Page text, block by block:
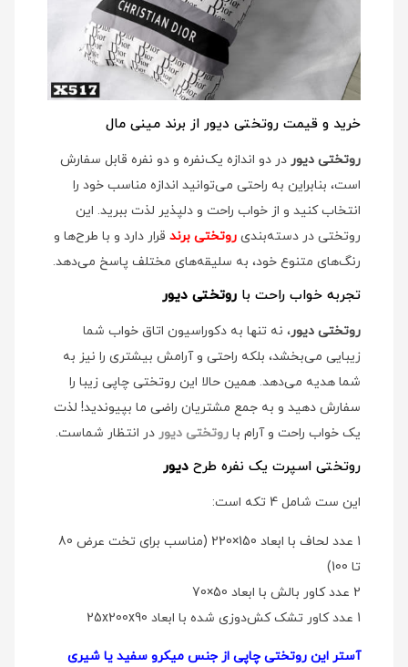
خرید و قیمت روتختی دیور از برند مینی مال
روتختی دیور در دو اندازه یک‌نفره و دو نفره قابل سفارش
است، بنابراین به راحتی می‌توانید اندازه مناسب خود را
انتخاب کنید و از خواب راحت و دلپذیر لذت ببرید. این
روتختی در دسته‌بندی روتختی برند قرار دارد و با طرح‌ها و
رنگ‌های متنوع خود، به سلیقه‌های مختلف پاسخ می‌دهد.
تجربه خواب راحت با روتختی دیور
روتختی دیور، نه تنها به دکوراسیون اتاق خواب شما
زیبایی می‌بخشد، بلکه راحتی و آرامش بیشتری را نیز به
شما هدیه می‌دهد. همین حالا این روتختی چاپی زیبا را
سفارش دهید و به جمع مشتریان راضی ما بپیوندید! لذت
یک خواب راحت و آرام با روتختی دیور در انتظار شماست.
روتختی اسپرت یک نفره طرح دیور
این ست شامل 4 تکه است:
1 عدد لحاف با ابعاد 150×220 (مناسب برای تخت عرض 80
تا 100)
2 عدد کاور بالش با ابعاد 50×70
1 عدد کاور تشک کش‌دوزی شده با ابعاد 25x200x90
آستر این روتختی چاپی از جنس میکرو سفید یا شیری